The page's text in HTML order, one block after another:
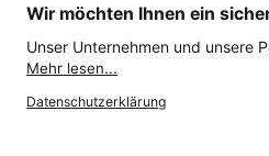
Österreich